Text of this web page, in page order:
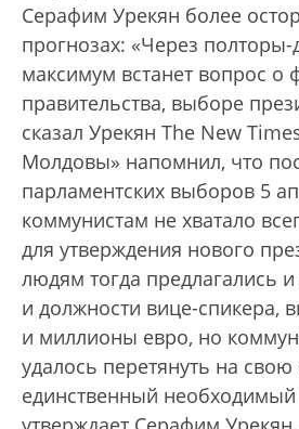
Серафим Урекян более
прогнозах: «Через полторы-
максимум встанет вопрос о
правительства, выборе
сказал Урекян The New
Молдовы» напомнил, что
парламентских выборов 5
коммунистам не хватало
для утверждения нового
людям тогда предлагались
и должности вице-спикера,
и миллионы евро, но
удалось перетянуть на
единственный